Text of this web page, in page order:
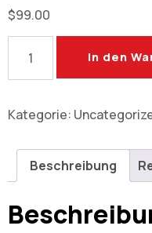
$99.00
In den
Kategorie:
Beschreibung